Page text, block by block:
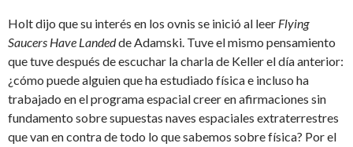
Holt dijo que su interés en los ovnis se inició al leer Flying
Saucers Have Landedde Adamski. Tuve el mismo pensamiento
que tuve después de escuchar la charla de Keller el día anterior:
¿cómo puede alguien que ha estudiado física e incluso ha
trabajado en el programa espacial creer en afirmaciones sin
fundamento sobre supuestas naves espaciales extraterrestres
que van en contra de todo lo que sabemos sobre física? Por el